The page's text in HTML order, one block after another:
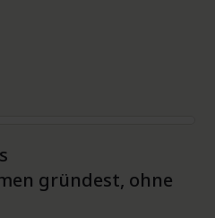
gründest, ohne